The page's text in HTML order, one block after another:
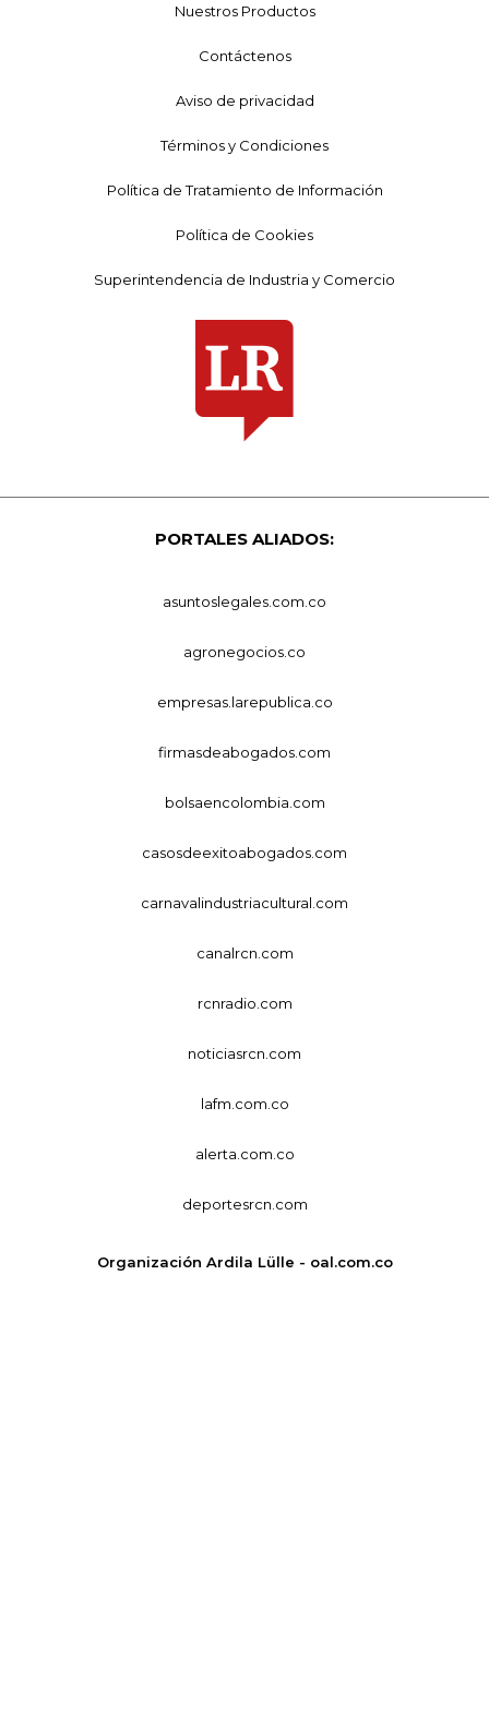
Nuestros Productos
Contáctenos
Aviso de privacidad
Términos y Condiciones
Política de Tratamiento de Información
Política de Cookies
Superintendencia de Industria y Comercio
PORTALES ALIADOS:
asuntoslegales.com.co
agronegocios.co
empresas.larepublica.co
firmasdeabogados.com
bolsaencolombia.com
casosdeexitoabogados.com
carnavalindustriacultural.com
canalrcn.com
rcnradio.com
noticiasrcn.com
lafm.com.co
alerta.com.co
deportesrcn.com
Organización Ardila Lülle - oal.com.co